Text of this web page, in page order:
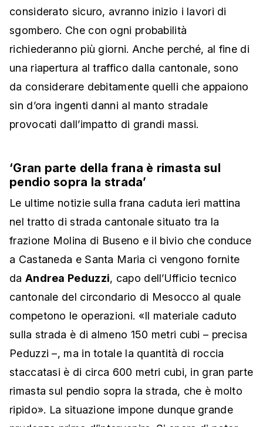
considerato sicuro, avranno inizio i lavori di
sgombero. Che con ogni probabilità
richiederanno più giorni. Anche perché, al fine di
una riapertura al traffico dalla cantonale, sono
da considerare debitamente quelli che appaiono
sin d’ora ingenti danni al manto stradale
provocati dall’impatto di grandi massi.
‘Gran parte della frana è rimasta sul
pendio sopra la strada’
Le ultime notizie sulla frana caduta ieri mattina
nel tratto di strada cantonale situato tra la
frazione Molina di Buseno e il bivio che conduce
a Castaneda e Santa Maria ci vengono fornite
da Andrea Peduzzi, capo dell’Ufficio tecnico
cantonale del circondario di Mesocco al quale
competono le operazioni. «Il materiale caduto
sulla strada è di almeno 150 metri cubi – precisa
Peduzzi –, ma in totale la quantità di roccia
staccatasi è di circa 600 metri cubi, in gran parte
rimasta sul pendio sopra la strada, che è molto
ripido». La situazione impone dunque grande